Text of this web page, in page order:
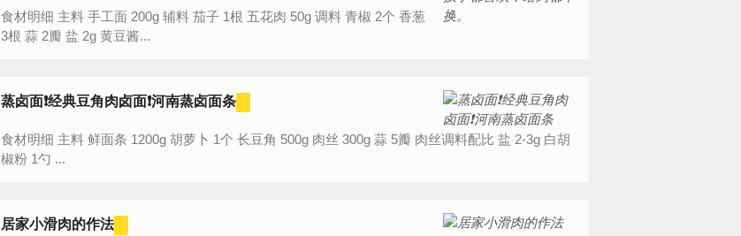
食材明细 主料 手工面 200g 辅料 茄子 1根 五花肉 50g 调料 青椒 2个 香葱
3根 蒜 2瓣 盐 2g 黄豆酱...
蒸卤面❗️经典豆角肉卤面❗️河南蒸卤面条
食材明细 主料 鲜面条 1200g 胡萝卜 1个 长豆角 500g 肉丝 300g 蒜 5瓣 肉丝调料配比 盐 2-3g 白胡
椒粉 1勺 ...
居家小滑肉的作法